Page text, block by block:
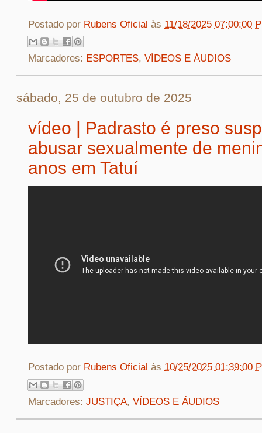
Postado por Rubens Oficial às 11/18/2025 07:00:00
Marcadores: ESPORTES, VÍDEOS E ÁUDIOS
sábado, 25 de outubro de 2025
vídeo | Padrasto é preso
abusar sexualmente de
anos em Tatuí
Postado por Rubens Oficial às 10/25/2025 01:39:00
Marcadores: JUSTIÇA, VÍDEOS E ÁUDIOS